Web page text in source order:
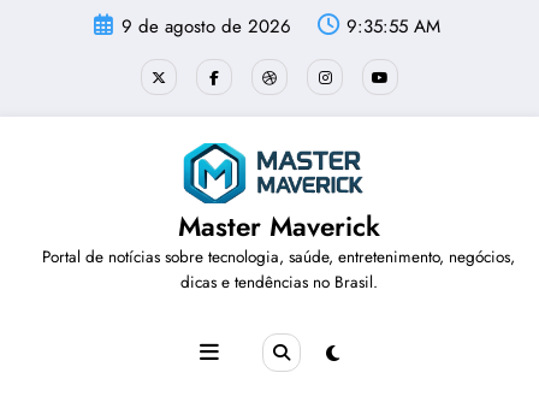
9 de agosto de 2026 9:35:56 AM
Master Maverick
Portal de notícias sobre tecnologia, saúde, entretenimento, negócios,
dicas e tendências no Brasil.